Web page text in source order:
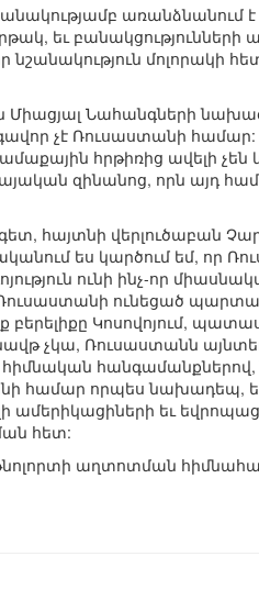
առանձնանում
եւ բանակցությունների
մոլորակի
Միացյալ Նահանգների
չէ Ռուսաստանի
հրթիռից ավելի չեն
զինանոց, որն այդ
հայտնի վերլուծաբան
ես կարծում եմ, որ
ունի ինչ-որ
ունեցած
բերելիքը Կոսովոյում,
նավթ չկա, Ռուսաստանն
հիմնական
համար որպես նախադեպ,
ամերիկացիների եւ
հետ:
աղտոտման